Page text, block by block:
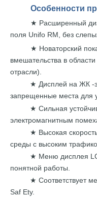
Особенности
★ Расширенный
поля Unifo RM, без
★ Новаторский
вмешательства в
отрасли).
★ Дисплей на ЖК -
запрещенные места для
★ Сильная
электромагнитным
★ Высокая
среды с высоким
★ Меню дисплея
понятной работы.
★ Соответствует
Saf Ety.